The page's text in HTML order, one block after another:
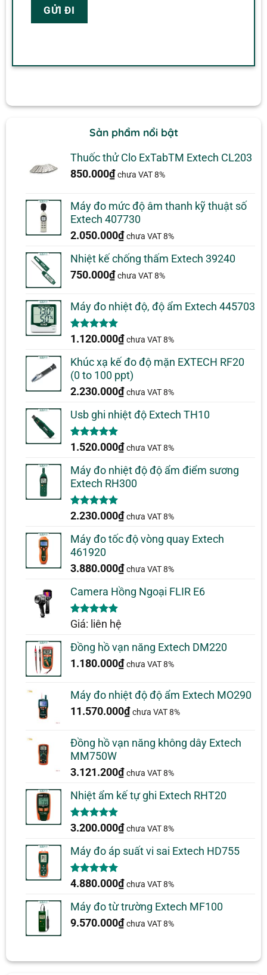
Sản phẩm nổi bật
Thuốc thử Clo ExTabTM Extech CL203
850.000₫ chưa VAT 8%
Máy đo mức độ âm thanh kỹ thuật số
Extech 407730
2.050.000₫ chưa VAT 8%
Nhiệt kế chống thấm Extech 39240
750.000₫ chưa VAT 8%
Máy đo nhiệt độ, độ ẩm Extech 445703
5.00trên 5
1
đánh giá
1.120.000₫ chưa VAT 8%
Khúc xạ kế đo độ mặn EXTECH RF20
(0 to 100 ppt)
2.230.000₫ chưa VAT 8%
Usb ghi nhiệt độ Extech TH10
5.00trên 5
1
đánh giá
1.520.000₫ chưa VAT 8%
Máy đo nhiệt độ độ ẩm điểm sương
Extech RH300
5.00trên 5
1
đánh giá
2.230.000₫ chưa VAT 8%
Máy đo tốc độ vòng quay Extech
461920
3.880.000₫ chưa VAT 8%
Camera Hồng Ngoại FLIR E6
5.00trên 5
1
đánh giá
Giá: liên hệ
Đồng hồ vạn năng Extech DM220
1.180.000₫ chưa VAT 8%
Máy đo nhiệt độ độ ẩm Extech MO290
11.570.000₫ chưa VAT 8%
Đồng hồ vạn năng không dây Extech
MM750W
3.121.200₫ chưa VAT 8%
Nhiệt ẩm kế tự ghi Extech RHT20
5.00trên 5
2
đánh giá
3.200.000₫ chưa VAT 8%
Máy đo áp suất vi sai Extech HD755
5.00trên 5
1
đánh giá
4.880.000₫ chưa VAT 8%
Máy đo từ trường Extech MF100
9.570.000₫ chưa VAT 8%